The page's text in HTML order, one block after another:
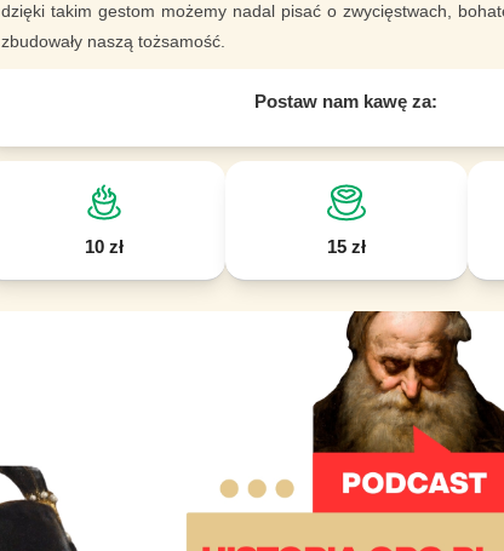
dzięki takim gestom możemy nadal pisać o zwycięstwach,
zbudowały naszą tożsamość.
Postaw nam kawę za:
10 zł 15 zł